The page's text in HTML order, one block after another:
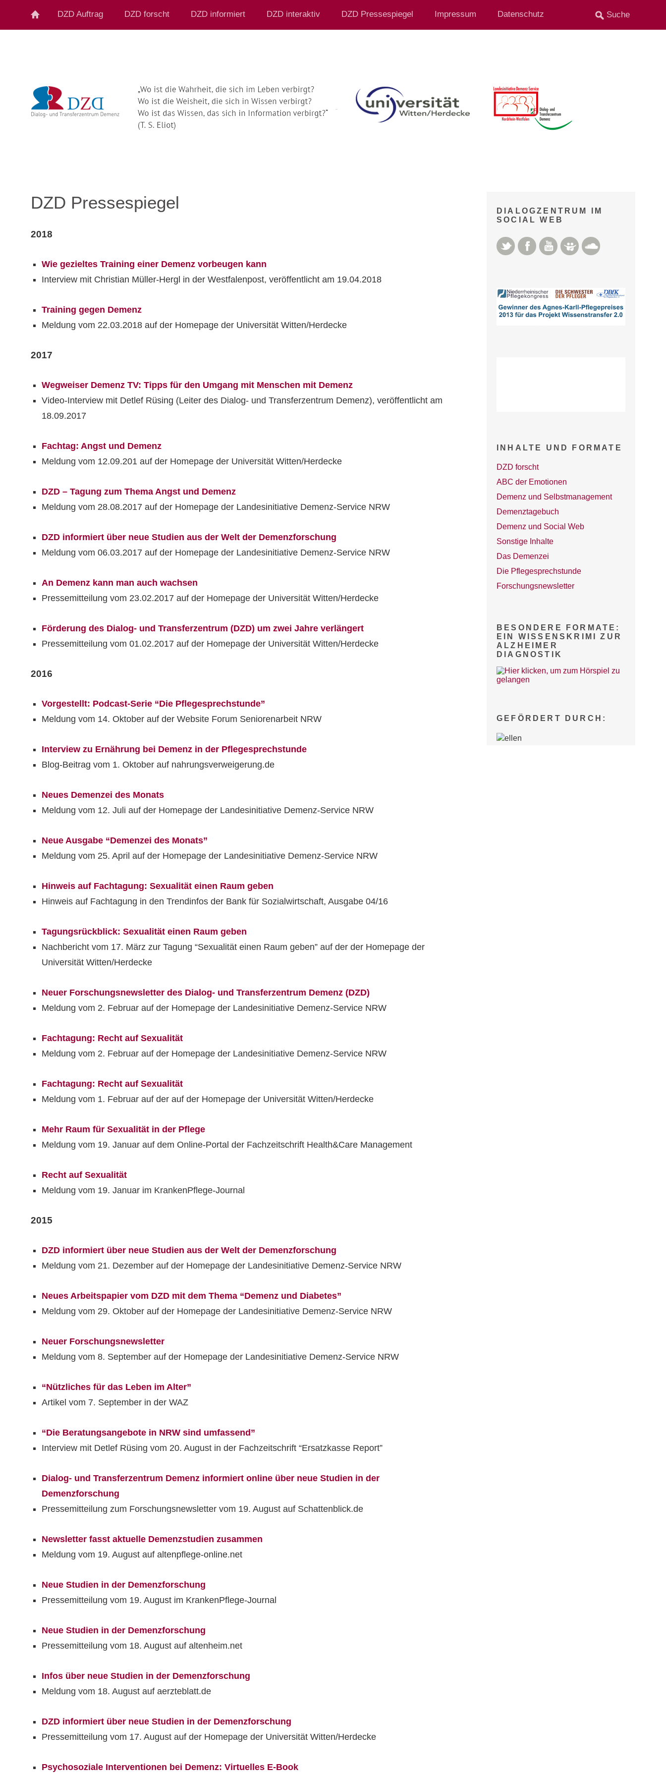
DZD Auftrag DZD forscht DZD informiert DZD interaktiv DZD Pressespiegel Impressum Datenschutz
DZD Pressespiegel
2018
Wie gezieltes Training einer Demenz vorbeugen kann
Interview mit Christian Müller-Hergl in der Westfalenpost, veröffentlicht am 19.04.2018
Training gegen Demenz
Meldung vom 22.03.2018 auf der Homepage der Universität Witten/Herdecke
2017
Wegweiser Demenz TV: Tipps für den Umgang mit Menschen mit Demenz
Video-Interview mit Detlef Rüsing (Leiter des Dialog- und Transferzentrum Demenz), veröffentlicht am
18.09.2017
Fachtag: Angst und Demenz
Meldung vom 12.09.201 auf der Homepage der Universität Witten/Herdecke
DZD – Tagung zum Thema Angst und Demenz
Meldung vom 28.08.2017 auf der Homepage der Landesinitiative Demenz-Service NRW
DZD informiert über neue Studien aus der Welt der Demenzforschung
Meldung vom 06.03.2017 auf der Homepage der Landesinitiative Demenz-Service NRW
An Demenz kann man auch wachsen
Pressemitteilung vom 23.02.2017 auf der Homepage der Universität Witten/Herdecke
Förderung des Dialog- und Transferzentrum (DZD) um zwei Jahre verlängert
Pressemitteilung vom 01.02.2017 auf der Homepage der Universität Witten/Herdecke
2016
Vorgestellt: Podcast-Serie “Die Pflegesprechstunde”
Meldung vom 14. Oktober auf der Website Forum Seniorenarbeit NRW
Interview zu Ernährung bei Demenz in der Pflegesprechstunde
Blog-Beitrag vom 1. Oktober auf nahrungsverweigerung.de
Neues Demenzei des Monats
Meldung vom 12. Juli auf der Homepage der Landesinitiative Demenz-Service NRW
Neue Ausgabe “Demenzei des Monats”
Meldung vom 25. April auf der Homepage der Landesinitiative Demenz-Service NRW
Hinweis auf Fachtagung: Sexualität einen Raum geben
Hinweis auf Fachtagung in den Trendinfos der Bank für Sozialwirtschaft, Ausgabe 04/16
Tagungsrückblick: Sexualität einen Raum geben
Nachbericht vom 17. März zur Tagung “Sexualität einen Raum geben” auf der der Homepage der
Universität Witten/Herdecke
Neuer Forschungsnewsletter des Dialog- und Transferzentrum Demenz (DZD)
Meldung vom 2. Februar auf der Homepage der Landesinitiative Demenz-Service NRW
Fachtagung: Recht auf Sexualität
Meldung vom 2. Februar auf der Homepage der Landesinitiative Demenz-Service NRW
Fachtagung: Recht auf Sexualität
Meldung vom 1. Februar auf der auf der Homepage der Universität Witten/Herdecke
Mehr Raum für Sexualität in der Pflege
Meldung vom 19. Januar auf dem Online-Portal der Fachzeitschrift Health&Care Management
Recht auf Sexualität
Meldung vom 19. Januar im KrankenPflege-Journal
2015
DZD informiert über neue Studien aus der Welt der Demenzforschung
Meldung vom 21. Dezember auf der Homepage der Landesinitiative Demenz-Service NRW
Neues Arbeitspapier vom DZD mit dem Thema “Demenz und Diabetes”
Meldung vom 29. Oktober auf der Homepage der Landesinitiative Demenz-Service NRW
Neuer Forschungsnewsletter
Meldung vom 8. September auf der Homepage der Landesinitiative Demenz-Service NRW
“Nützliches für das Leben im Alter”
Artikel vom 7. September in der WAZ
“Die Beratungsangebote in NRW sind umfassend”
Interview mit Detlef Rüsing vom 20. August in der Fachzeitschrift “Ersatzkasse Report”
Dialog- und Transferzentrum Demenz informiert online über neue Studien in der
Demenzforschung
Pressemitteilung zum Forschungsnewsletter vom 19. August auf Schattenblick.de
Newsletter fasst aktuelle Demenzstudien zusammen
Meldung vom 19. August auf altenpflege-online.net
Neue Studien in der Demenzforschung
Pressemitteilung vom 19. August im KrankenPflege-Journal
Neue Studien in der Demenzforschung
Pressemitteilung vom 18. August auf altenheim.net
Infos über neue Studien in der Demenzforschung
Meldung vom 18. August auf aerzteblatt.de
DZD informiert über neue Studien in der Demenzforschung
Pressemitteilung vom 17. August auf der Homepage der Universität Witten/Herdecke
Psychosoziale Interventionen bei Demenz: Virtuelles E-Book
DIALOGZENTRUM IM
SOCIAL WEB
Twitter FacebookYouTubeSlideshare
INHALTE UND FORMATE
DZD forscht
ABC der Emotionen
Demenz und Selbstmanagement
Demenztagebuch
Demenz und Social Web
Sonstige Inhalte
Das Demenzei
Die Pflegesprechstunde
Forschungsnewsletter
BESONDERE FORMATE:
EIN WISSENSKRIMI ZUR
ALZHEIMER
DIAGNOSTIK
GEFÖRDERT DURCH: